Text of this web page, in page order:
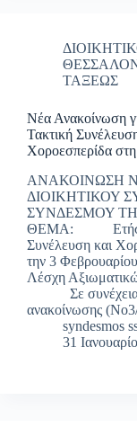
ΤΑΞΕΩΣ
Νέα Ανακοίνωση
Τακτική
Χοροεσπερίδα
ΑΝΑΚΟΙΝΩΣΗ
ΔΙΟΙΚΗΤΙΚΟΥ
ΣΥΝΔΕΣΜΟΥ
ΘΕΜΑ: Ετήσια
Συνέλευση και
την 3
Λέσχη
Σε συνέχεια
ανακοίνωσης
syndesmos
31